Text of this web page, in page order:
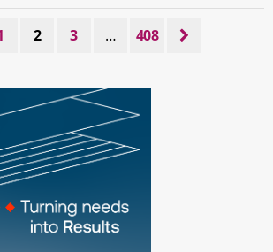
2 3 … 408